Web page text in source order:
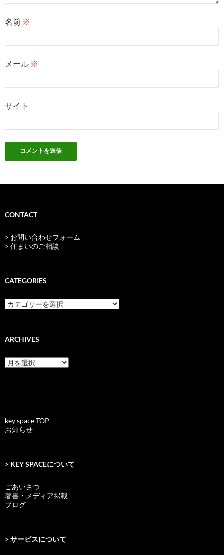
名前 ※
メール ※
サイト
CONTACT
> お問い合わせフォーム
> 住まいのご相談
CATEGORIES
categories
ARCHIVES
archives
key space TOP
お知らせ
> KEY SPACEについて
ごあいさつ
著書・メディア掲載
ブログ
> サービスについて